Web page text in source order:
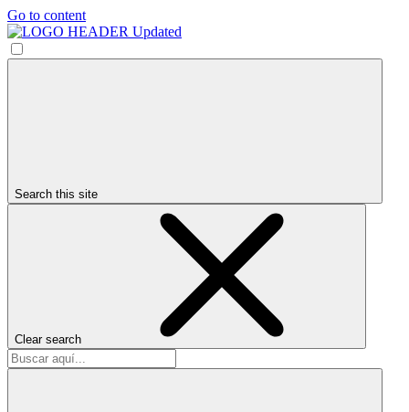
Go to content
Search this site
Clear search